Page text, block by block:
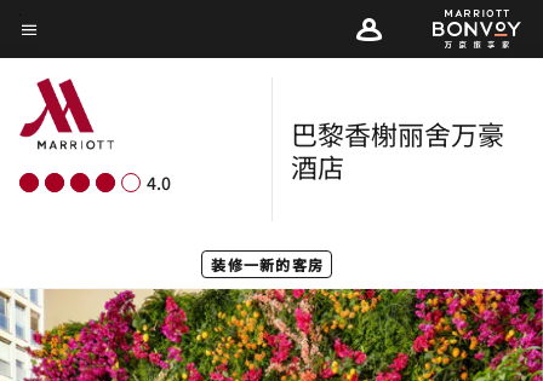
Skip
to
main
content
菜单文本
4.0
巴黎香榭丽舍万豪
酒店
装修一新的客房